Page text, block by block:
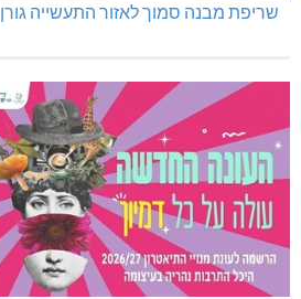
שריפת מבנה סמוך לאזור התעשייה גורן